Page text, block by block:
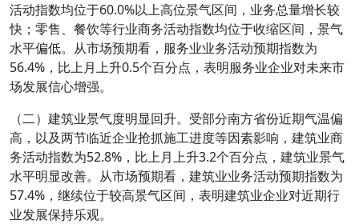
活动指数均位于60.0%以上高位景气区间，业务总量增长较
快；零售、餐饮等行业商务活动指数均位于收缩区间，景气
水平偏低。从市场预期看，服务业业务活动预期指数为
56.4%，比上月上升0.5个百分点，表明服务业企业对未来市
场发展信心增强。
（二）建筑业景气度明显回升。受部分南方省份近期气温偏
高，以及两节临近企业抢抓施工进度等因素影响，建筑业商
务活动指数为52.8%，比上月上升3.2个百分点，建筑业景气
水平明显改善。从市场预期看，建筑业业务活动预期指数为
57.4%，继续位于较高景气区间，表明建筑业企业对近期行
业发展保持乐观。